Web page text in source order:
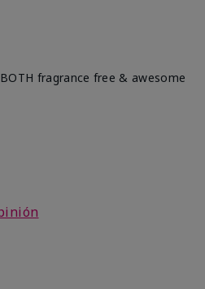
fragrance free & awesome